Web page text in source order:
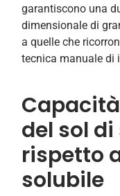
garantiscono una
dimensionale di
a quelle che
tecnica manuale di
del sol
rispetto
solubile